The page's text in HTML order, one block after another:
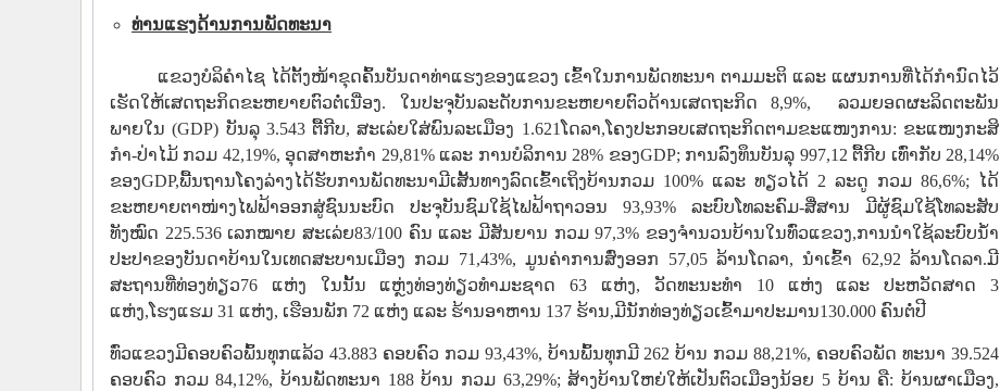
ທ່ານແຮງດ້ານການພັດທະນາ
ແຂວງບໍລິຄຳໄຊ ໄດ້ຕັ້ງໜ້າຂຸດຄົ້ນບັນດາທ່າແຮງຂອງແຂວງ ເຂົ້າໃນການພັດທະນາ ຕາມມະຕິ ແລະ ແຜນການທີ່ໄດ້ກໍານົດໄວ້
ເຮັດໃຫ້ເສດຖະກິດຂະຫຍາຍຕົວຕໍ່ເນື່ອງ. ໃນປະຈຸບັນລະດັບການຂະຫຍາຍຕົວດ້ານເສດຖະກິດ 8,9%, ລວມຍອດຜະລິດຕະພັນ
ພາຍໃນ (GDP) ບັນລຸ 3.543 ຕື້ກີບ, ສະເລ່ຍໃສ່ພົນລະເມືອງ 1.621ໂດລາ,ໂຄງປະກອບເສດຖະກິດຕາມຂະແໜງການ: ຂະແໜງກະສິ
ກໍາ-ປ່າໄມ້ ກວມ 42,19%, ອຸດສາຫະກໍາ 29,81% ແລະ ການບໍລິການ 28% ຂອງGDP; ການລົງທຶນບັນລຸ 997,12 ຕື້ກີບ ເທົ່າກັບ 28,14%
ຂອງGDP,ພື້ນຖານໂຄງລ່າງໄດ້ຮັບການພັດທະນາມີເສັ້ນທາງລົດເຂົ້າເຖິງບ້ານກວມ 100% ແລະ ທຽວໄດ້ 2 ລະດູ ກວມ 86,6%; ໄດ້
ຂະຫຍາຍຕາໜ່າງໄຟຟ້າອອກສູ່ຊົນນະບົດ ປະຈຸບັນຊົມໃຊ້ໄຟຟ້າຖາວອນ 93,93% ລະບົບໂທລະຄົມ-ສື່ສານ ມີຜູ້ຊົມໃຊ້ໂທລະສັບ
ທັງໝົດ 225.536 ເລກໝາຍ ສະເລ່ຍ83/100 ຄົນ ແລະ ມີສັນຍານ ກວມ 97,3% ຂອງຈໍານວນບ້ານໃນທົ່ວແຂວງ,ການນໍາໃຊ້ລະບົບນໍ້າ
ປະປາຂອງບັນດາບ້ານໃນເທດສະບານເມືອງ ກວມ 71,43%, ມູນຄ່າການສົ່ງອອກ 57,05 ລ້ານໂດລາ, ນໍາເຂົ້າ 62,92 ລ້ານໂດລາ.ມີ
ສະຖານທີ່ທ່ອງທ່ຽວ76 ແຫ່ງ ໃນນັ້ນ ແຫຼ່ງທ່ອງທ່ຽວທໍາມະຊາດ 63 ແຫ່ງ, ວັດທະນະທໍາ 10 ແຫ່ງ ແລະ ປະຫວັດສາດ 3
ແຫ່ງ,ໂຮງແຮມ 31 ແຫ່ງ, ເຮືອນພັກ 72 ແຫ່ງ ແລະ ຮ້ານອາຫານ 137 ຮ້ານ,ມີນັກທ່ອງທ່ຽວເຂົ້າມາປະມານ130.000 ຄົນຕໍ່ປີ
ທົ່ວແຂວງມີຄອບຄົວພົ້ນທຸກແລ້ວ 43.883 ຄອບຄົວ ກວມ 93,43%, ບ້ານພົ້ນທຸກມີ 262 ບ້ານ ກວມ 88,21%, ຄອບຄົວພັດ ທະນາ 39.524
ຄອບຄົວ ກວມ 84,12%, ບ້ານພັດທະນາ 188 ບ້ານ ກວມ 63,29%; ສ້າງບ້ານໃຫຍ່ໃຫ້ເປັນຕົວເມືອງນ້ອຍ 5 ບ້ານ ຄື: ບ້ານຜາເມືອງ,